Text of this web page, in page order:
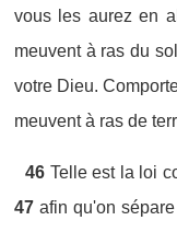
vous les aurez en
meuvent à ras du
votre Dieu.
meuvent à ras de
46 Telle est la loi
47 afin qu'on